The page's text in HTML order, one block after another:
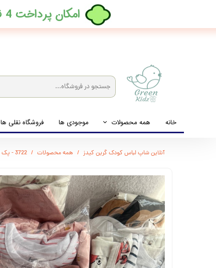
خانه همه محصولات
لباس نوزاد تا نوجوان
لوازم بهداشتی کودک (زیرانداز و دستمال مرطوب و ...)
اکسسوری
بر اساس جنسیت
بر اساس سن
موجودی ها فروشگاه نقلی ها
​امکان پرداخت 4 قسطه بدون کارمزد، در ترب پی فعال شد
آنلاین شاپ لباس کودک گرین کیدز همه محصولات 3722 - پک 3 عددی رامپر، بادی، پیشبند